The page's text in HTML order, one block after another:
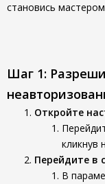
становись
Шаг 1:
Откройте
кликнув
Перейдите в
В